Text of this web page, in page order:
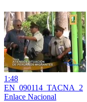
1:48
EN_090114_TACNA_2
Enlace Nacional